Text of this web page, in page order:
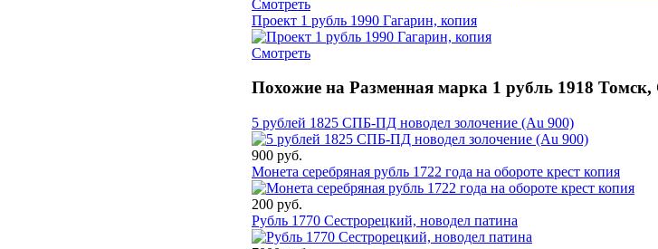
Смотреть
Проект 1 рубль 1990 Гагарин, копия
Смотреть
Похожие на Разменная марка 1 рубль 1918
5 рублей 1825 СПБ-ПД новодел золочение (Au 900)
900 руб.
Монета серебряная рубль 1722 года на обороте крест копия
200 руб.
Рубль 1770 Сестрорецкий, новодел патина